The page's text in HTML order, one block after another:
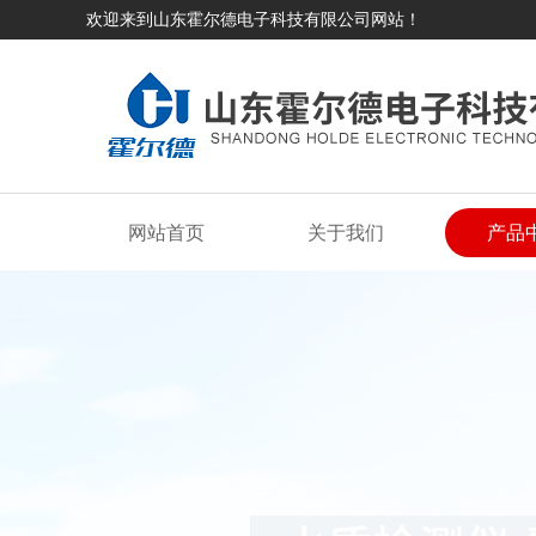
欢迎来到山东霍尔德电子科技有限公司网站！
网站首页 关于我们 产品